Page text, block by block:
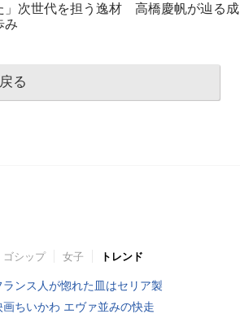
」次世代を担う逸材 高橋慶帆が辿る成
み
る
ゴシップ 女子 トレンド
ランス人が惚れた皿はセリア製
画ちいかわ エヴァ並みの快走